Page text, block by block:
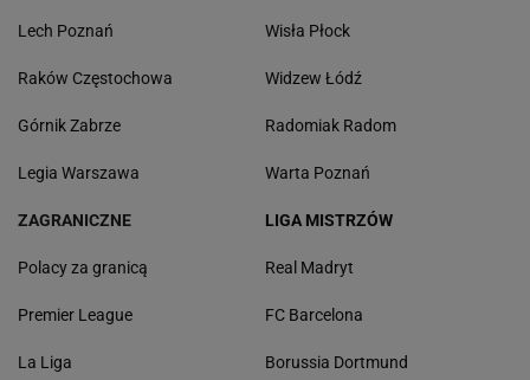
Lech Poznań
Raków Częstochowa
Górnik Zabrze
Legia Warszawa
Wisła Płock
Widzew Łódź
Radomiak Radom
Warta Poznań
ZAGRANICZNE
Polacy za granicą
Premier League
La Liga
LIGA MISTRZÓW
Real Madryt
FC Barcelona
Borussia Dortmund